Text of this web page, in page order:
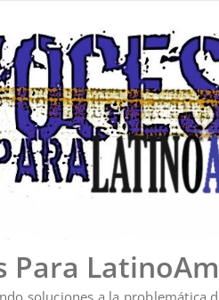
Para
soluciones a la problemática